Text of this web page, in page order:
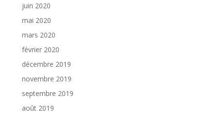
juin 2020
mai 2020
mars 2020
février 2020
décembre 2019
novembre 2019
septembre 2019
août 2019